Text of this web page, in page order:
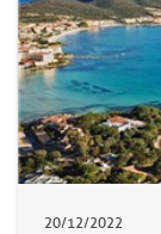
20/12/2022